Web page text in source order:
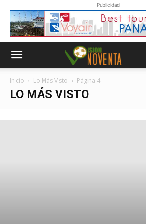
Publicidad
Inicio Lo Más Visto Página 4
LO MÁS VISTO